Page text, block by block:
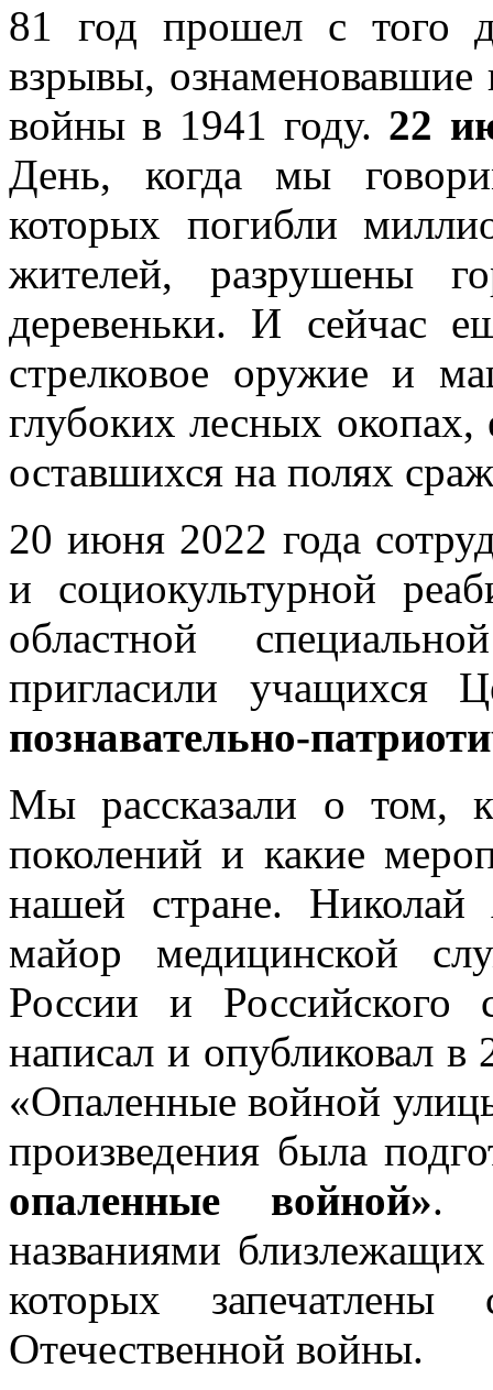
81 год прошел с того
взрывы, ознаменовавшие
войны в 1941 году. 22
День, когда мы
которых погибли
жителей, разрушены
деревеньки. И сейчас
стрелковое оружие и
глубоких лесных
оставшихся на полях
20 июня 2022 года
и социокультурной
областной
пригласили
познавательно-
Мы рассказали о том,
поколений и какие
нашей стране. Николай
майор медицинской
России и Российского
написал и опубликовал в
«Опаленные войной
произведения была
опаленные войной».
названиями
которых
Отечественной войны.